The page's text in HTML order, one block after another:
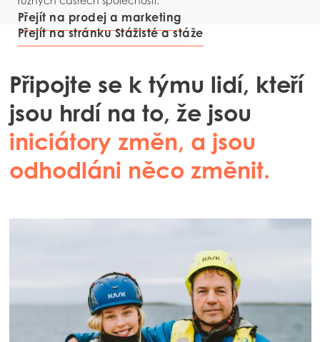
Europe
Mowi Belgium (FR)
Mowi Belgium (NL)
Mowi Czechia (CZ) ACTIVE
Mowi Czechia (EN)
Mowi Faroe Islands
Mowi France
Mowi Norway
Mowi Poland
Přejít na prodej a marketing
Přejít na stránku Stážisté a stáže
Připojte se k týmu lidí, kteří
jsou hrdí na to, že jsou
iniciátory změn, a jsou
odhodláni něco změnit.